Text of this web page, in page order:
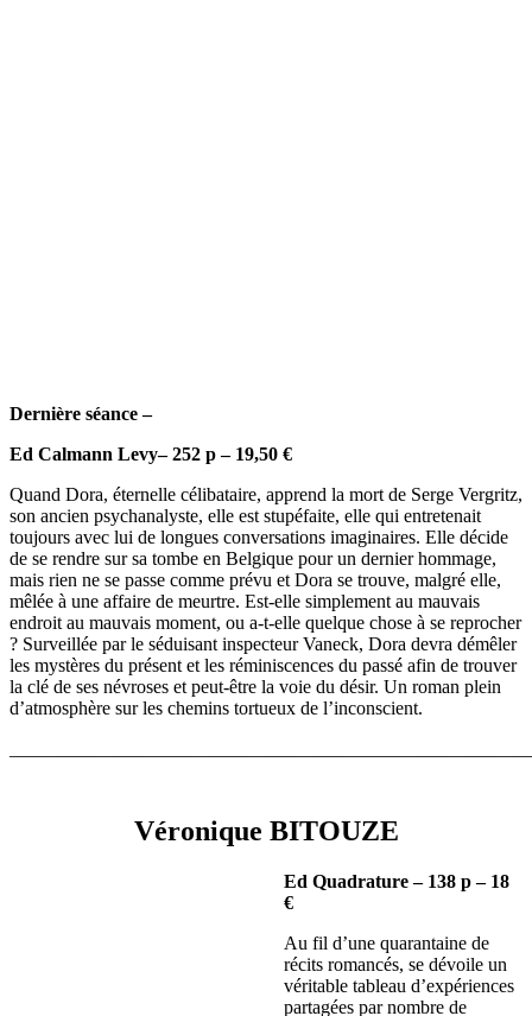
Dernière séance –
Ed Calmann Levy– 252 p – 19,50 €
Quand Dora, éternelle célibataire, apprend la mort de Serge Vergritz,
son ancien psychanalyste, elle est stupéfaite, elle qui entretenait
toujours avec lui de longues conversations imaginaires. Elle décide
de se rendre sur sa tombe en Belgique pour un dernier hommage,
mais rien ne se passe comme prévu et Dora se trouve, malgré elle,
mêlée à une affaire de meurtre. Est-elle simplement au mauvais
endroit au mauvais moment, ou a-t-elle quelque chose à se reprocher
? Surveillée par le séduisant inspecteur Vaneck, Dora devra démêler
les mystères du présent et les réminiscences du passé afin de trouver
la clé de ses névroses et peut-être la voie du désir. Un roman plein
d’atmosphère sur les chemins tortueux de l’inconscient.
Véronique BITOUZE
Ed Quadrature – 138 p – 18
€
Au fil d’une quarantaine de
récits romancés, se dévoile un
véritable tableau d’expériences
partagées par nombre de